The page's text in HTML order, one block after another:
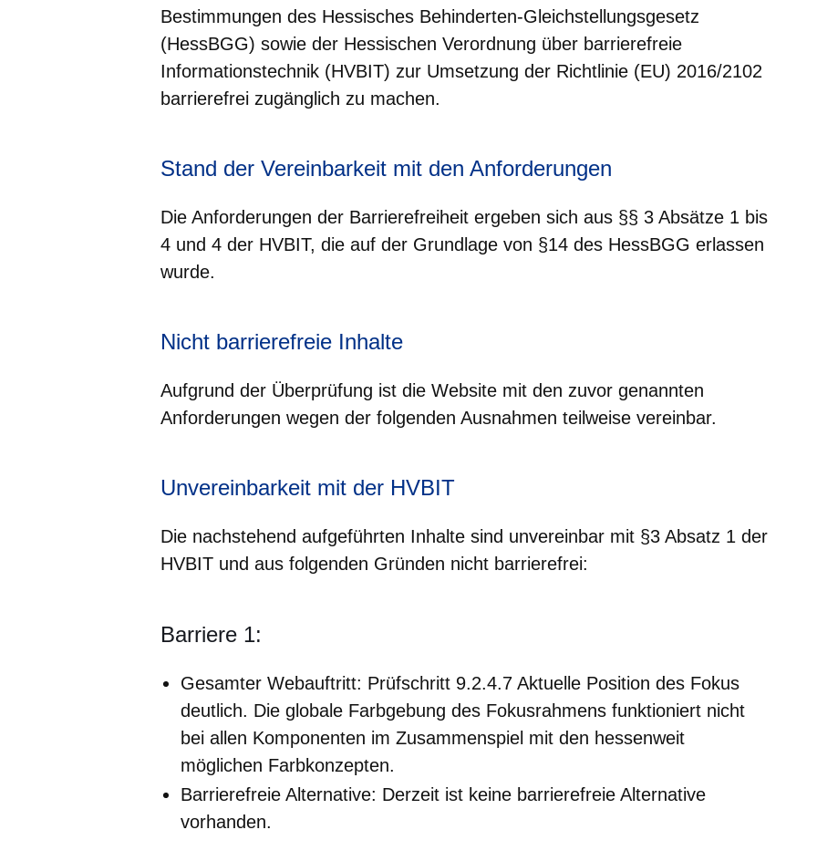
Bestimmungen des Hessisches Behinderten-Gleichstellungsgesetz
(HessBGG) sowie der Hessischen Verordnung über barrierefreie
Informationstechnik (HVBIT) zur Umsetzung der Richtlinie (EU) 2016/2102
barrierefrei zugänglich zu machen.
Stand der Vereinbarkeit mit den Anforderungen
Die Anforderungen der Barrierefreiheit ergeben sich aus §§ 3 Absätze 1 bis
4 und 4 der HVBIT, die auf der Grundlage von §14 des HessBGG erlassen
wurde.
Nicht barrierefreie Inhalte
Aufgrund der Überprüfung ist die Website mit den zuvor genannten
Anforderungen wegen der folgenden Ausnahmen teilweise vereinbar.
Unvereinbarkeit mit der HVBIT
Die nachstehend aufgeführten Inhalte sind unvereinbar mit §3 Absatz 1 der
HVBIT und aus folgenden Gründen nicht barrierefrei:
Barriere 1:
Gesamter Webauftritt: Prüfschritt 9.2.4.7 Aktuelle Position des Fokus
deutlich. Die globale Farbgebung des Fokusrahmens funktioniert nicht
bei allen Komponenten im Zusammenspiel mit den hessenweit
möglichen Farbkonzepten.
Barrierefreie Alternative: Derzeit ist keine barrierefreie Alternative
vorhanden.